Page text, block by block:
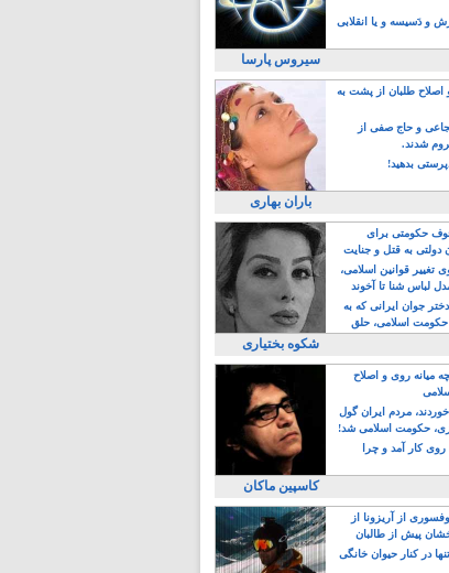
۵۷؛ شورش و دَسیسه و یا انقلابی
سیروس پارسا
طلبان از پشت به
و حاج صفی از
شدند.
بدهید!
باران بهاری
حکومتی برای
به قتل و جنایت
تغییر قوانین اسلامی،
لباس شنا تا آخوند
جوان ایرانی که به
حکومت اسلامی، حلق
شکوه بختیاری
میانه روی و اصلاح
مردم ایران گول
حکومت اسلامی شد!
کار آمد و چرا
کاسپین ماکان
از آریزونا از
پیش از طالبان
در کنار حیوان خانگی